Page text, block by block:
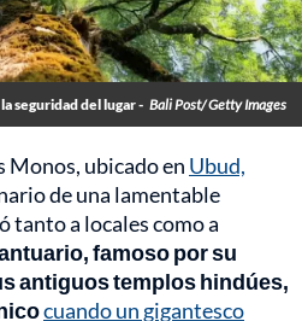
seguridad del lugar - Bali Post/ Getty Images
Monos, ubicado en Ubud,
de una lamentable
tanto a locales como a
famoso por su
antiguos templos hindúes,
cuando un gigantesco